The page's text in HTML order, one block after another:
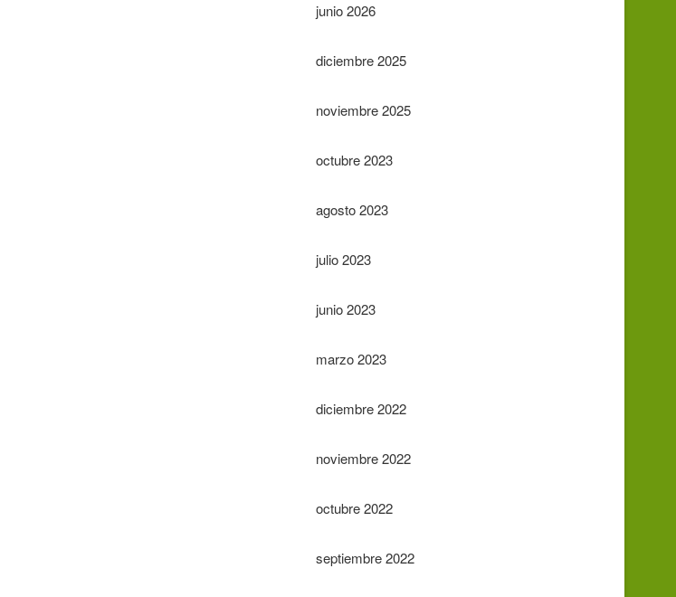
junio 2026
diciembre 2025
noviembre 2025
octubre 2023
agosto 2023
julio 2023
junio 2023
marzo 2023
diciembre 2022
noviembre 2022
octubre 2022
septiembre 2022